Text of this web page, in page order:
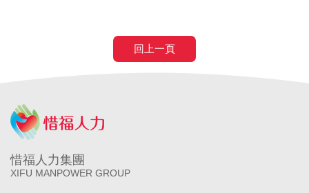
回上一頁
惜福人力集團
XIFU MANPOWER GROUP